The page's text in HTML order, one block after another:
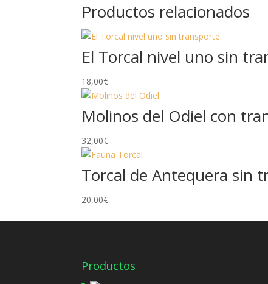
Productos relacionados
El Torcal nivel uno sin
18,00€
Molinos del Odiel con
32,00€
Torcal de Antequera sin
20,00€
Productos